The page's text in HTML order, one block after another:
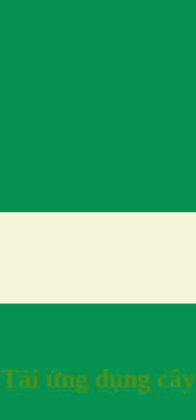
Tải ứng dụng